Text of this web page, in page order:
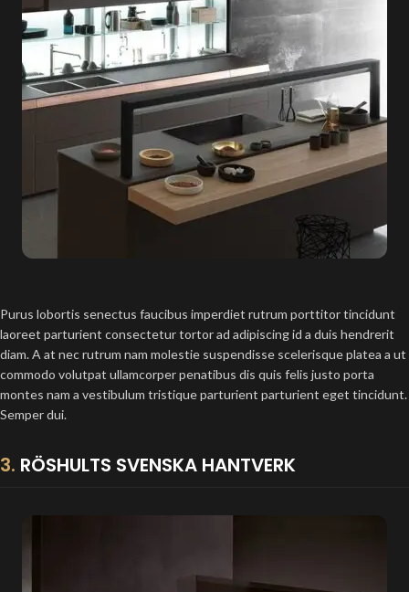
Purus lobortis senectus faucibus imperdiet rutrum porttitor tincidunt
laoreet parturient consectetur tortor ad adipiscing id a duis hendrerit
diam. A at nec rutrum nam molestie suspendisse scelerisque platea a ut
commodo volutpat ullamcorper penatibus dis quis felis justo porta
montes nam a vestibulum tristique parturient parturient eget tincidunt.
Semper dui.
3. RÖSHULTS SVENSKA HANTVERK